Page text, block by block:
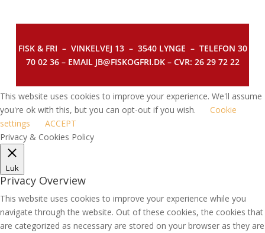
FISK & FRI – VINKELVEJ 13 – 3540 LYNGE – TELEFON 30
70 02 36 – EMAIL JB@FISKOGFRI.DK – CVR: 26 29 72 22
This website uses cookies to improve your experience. We'll assume
you're ok with this, but you can opt-out if you wish.
Cookie
settings
ACCEPT
Privacy & Cookies Policy
Luk
Privacy Overview
This website uses cookies to improve your experience while you
navigate through the website. Out of these cookies, the cookies that
are categorized as necessary are stored on your browser as they are